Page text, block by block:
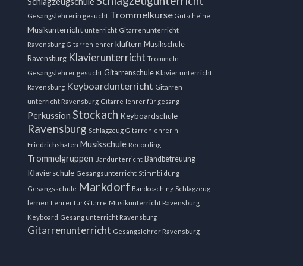
Gesangslehrerin gesucht Trommelkurse Gutscheine
Musikunterricht unterricht Gitarrenunterricht
Ravensburg Gitarrenlehrer kluftern Musikschule
Ravensburg Klavierunterricht Trommeln
Gesangslehrer gesucht Gitarrenschule Klavier unterricht
Ravensburg Keyboardunterricht Gitarren
unterricht Ravensburg Gitarre lehrer für gesang
Perkussion Stockach Keyboardschule
Ravensburg Schlagzeug Gitarrenlehrerin
Friedrichshafen Musikschule Recording
Trommelgruppen Bandunterricht Bandbetreuung
Klavierschule Gesangsunterricht Stimmbildung
Gesangsschule Markdorf Bandcoaching Schlagzeug
lernen Lehrer für Gitarre Musikunterricht Ravensburg
Keyboard Gesang unterricht Ravensburg
Gitarrenunterricht Gesangslehrer Ravensburg